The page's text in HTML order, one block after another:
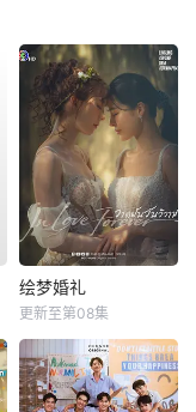
绘梦婚礼
更新至第08集